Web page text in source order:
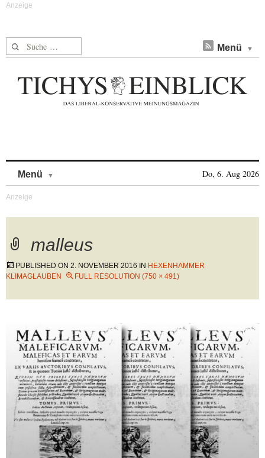
Suche nach: Menü
Menü Do, 6. Aug 2026
malleus
PUBLISHED ON 2. NOVEMBER 2016 IN HEXENHAMMER
KLIMAGLAUBEN
FULL RESOLUTION (750 × 491)